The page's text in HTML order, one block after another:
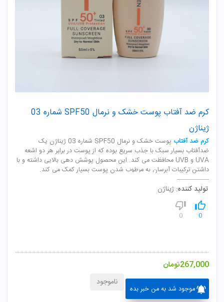
کرم ضد آفتاب پوست خشک و نرمال SPF50 شماره 03
ژیناژن
کرم ضد آفتاب
پوست خشک و نرمال SPF50 شماره 03 ژیناژن یک
ضدآفتاب بسیار سبک با جذب سریع بوده که از پوست در برابر هر دو اشعه
UVA و UVB محافظت می کند. این محصول پوشش دهی بالایی داشته و با
داشتن ترکیبات آبرسان به مرطوب شدن پوست بسیار کمک می کند.
تولید کننده: ژیناژن
0
0
267,000تومان
موجود شد به من خبر بده
ناموجود